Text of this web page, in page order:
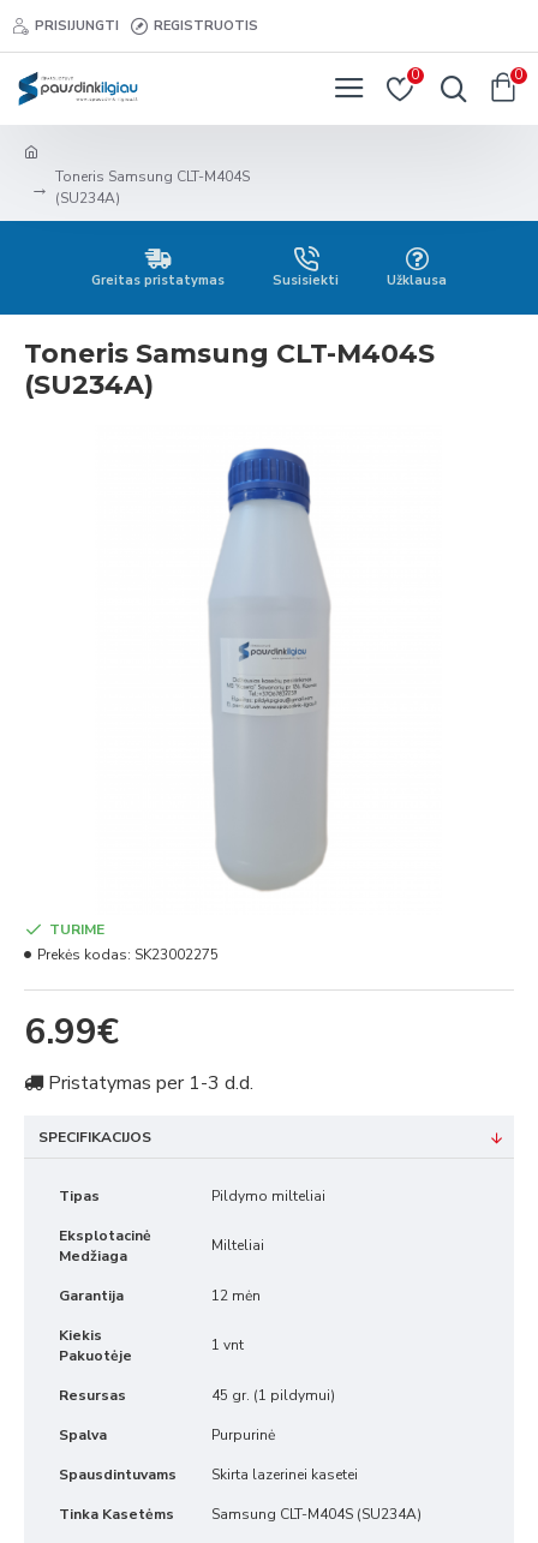
PRISIJUNGTI REGISTRUOTIS
0 0
Toneris Samsung CLT-M404S
(SU234A)
Greitas pristatymas Susisiekti Užklausa
Toneris Samsung CLT-M404S
(SU234A)
6.99€
TURIME
Prekės kodas: SK23002275
Pristatymas per 1-3 d.d.
SPECIFIKACIJOS
Tipas Pildymo milteliai
Eksplotacinė
Medžiaga
Milteliai
Garantija 12 mėn
Kiekis
Pakuotėje
1 vnt
Resursas 45 gr. (1 pildymui)
Spalva Purpurinė
Spausdintuvams Skirta lazerinei kasetei
Tinka Kasetėms Samsung CLT-M404S (SU234A)